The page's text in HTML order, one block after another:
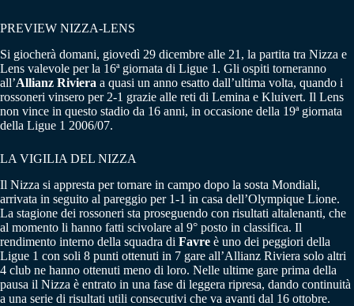
PREVIEW NIZZA-LENS
Si giocherà domani, giovedì 29 dicembre alle 21, la partita tra Nizza e
Lens valevole per la 16ª giornata di Ligue 1. Gli ospiti torneranno
all’Allianz Riviera a quasi un anno esatto dall’ultima volta, quando i
rossoneri vinsero per 2-1 grazie alle reti di Lemina e Kluivert. Il Lens
non vince in questo stadio da 16 anni, in occasione della 19ª giornata
della Ligue 1 2006/07.
LA VIGILIA DEL NIZZA
Il Nizza si appresta per tornare in campo dopo la sosta Mondiali,
arrivata in seguito al pareggio per 1-1 in casa dell’Olympique Lione.
La stagione dei rossoneri sta proseguendo con risultati altalenanti, che
al momento li hanno fatti scivolare al 9° posto in classifica. Il
rendimento interno della squadra di Favre è uno dei peggiori della
Ligue 1 con soli 8 punti ottenuti in 7 gare all’Allianz Riviera solo altri
4 club ne hanno ottenuti meno di loro. Nelle ultime gare prima della
pausa il Nizza è entrato in una fase di leggera ripresa, dando continuità
a una serie di risultati utili consecutivi che va avanti dal 16 ottobre.